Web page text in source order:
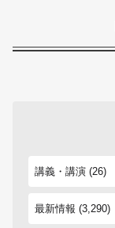
講義・講演 (26)
最新情報 (3,290)